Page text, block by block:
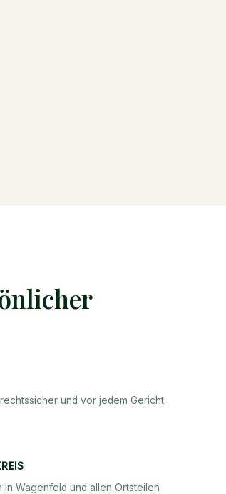
und vor jedem Gericht
Wagenfeld und allen Ortsteilen